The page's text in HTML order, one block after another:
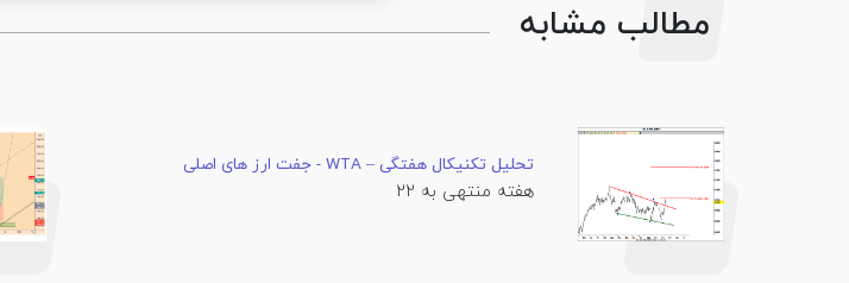
مطالب مشابه
تحلیل تکنیکال هفتگی – WTA - جفت ارز های اصلی
هفته منتهی به 22